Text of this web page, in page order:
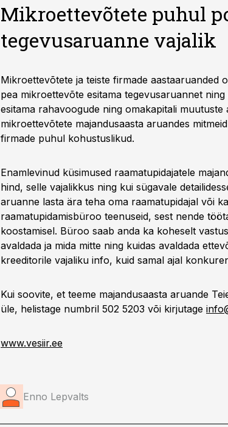
Mikroettevõtete puhul
tegevusaruanne vajalik
Mikroettevõtete ja teiste firmade aastaaruanded
pea mikroettevõte esitama tegevusaruannet
esitama rahavoogude ning omakapitali muutuste
mikroettevõtete majandusaasta aruandes
firmade puhul kohustuslikud.
Enamlevinud küsimused raamatupidajatele
hind, selle vajalikkus ning kui sügavale
aruanne lasta ära teha oma raamatupidajal või
raamatupidamisbüroo teenuseid, sest nende
koostamisel. Büroo saab anda ka koheselt
avaldada ja mida mitte ning kuidas avaldada
kreeditorile vajaliku info, kuid samal ajal
Kui soovite, et teeme majandusaasta aruande
üle, helistage numbril 502 5203 või kirjutage
www.vesiir.ee
Enno Lepvalts
ST